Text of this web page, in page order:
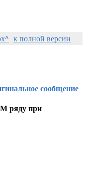
к полной версии
сообщение
ряду при